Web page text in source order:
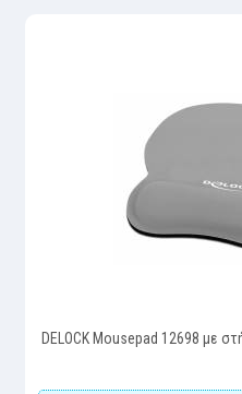
DELOCK Mousepad 12698 με